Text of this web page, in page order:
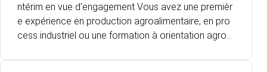
ntérim en vue d’engagement Vous avez une premièr
e expérience en production agroalimentaire, en pro
cess industriel ou une formation à orientation agron
ous pouvez suivre un produit depuis sa réception jus